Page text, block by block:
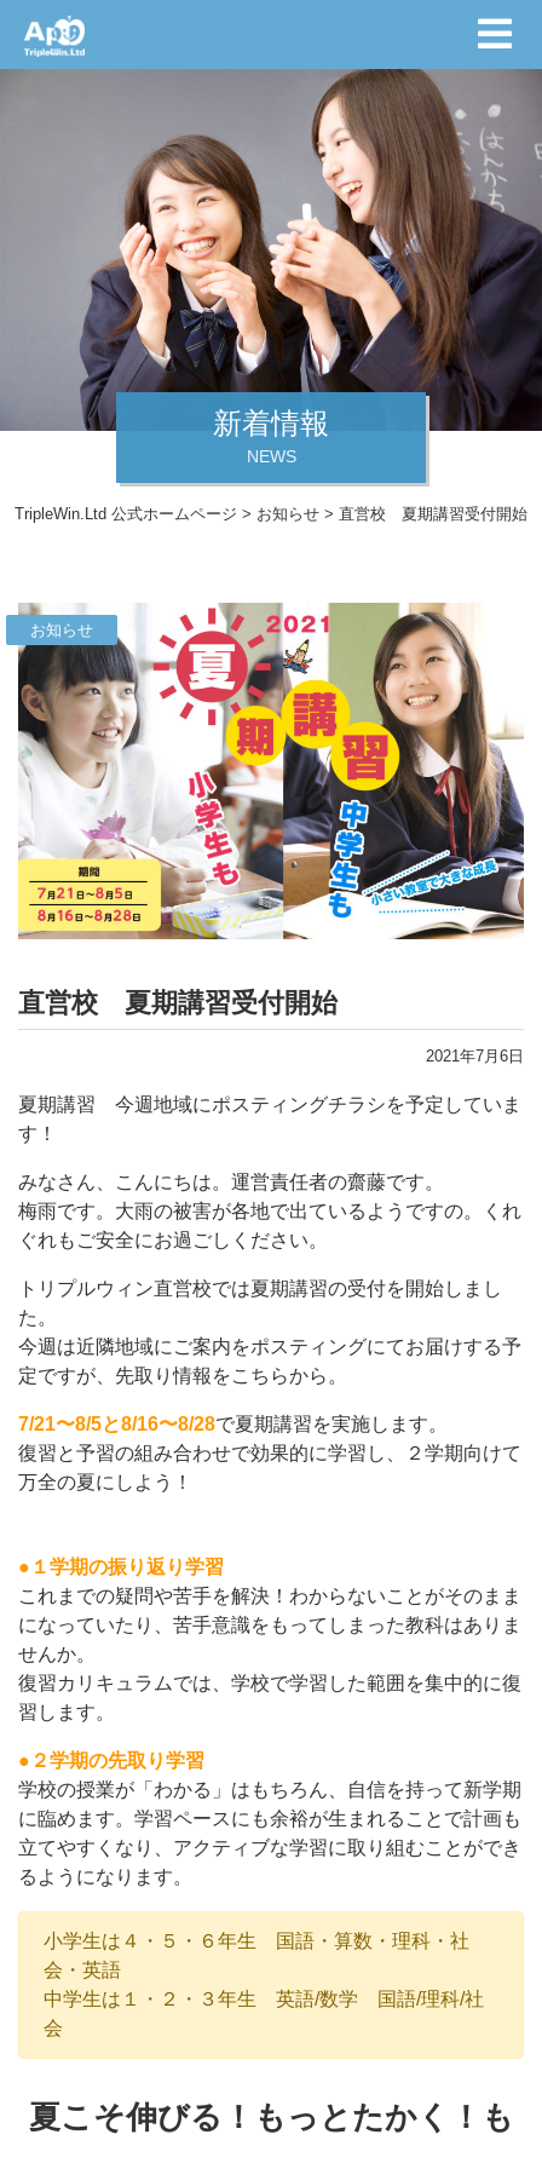
新着情報
NEWS
TripleWin.Ltd 公式ホームページ > お知らせ > 直営校 夏期講習受付開始
お知らせ
直営校 夏期講習受付開始
2021年7月6日
夏期講習 今週地域にポスティングチラシを予定していま
す！
みなさん、こんにちは。運営責任者の齋藤です。
梅雨です。大雨の被害が各地で出ているようですの。くれ
ぐれもご安全にお過ごしください。
トリプルウィン直営校では夏期講習の受付を開始しまし
た。
今週は近隣地域にご案内をポスティングにてお届けする予
定ですが、先取り情報をこちらから。
7/21〜8/5と8/16〜8/28で夏期講習を実施します。
復習と予習の組み合わせで効果的に学習し、２学期向けて
万全の夏にしよう！
●１学期の振り返り学習
これまでの疑問や苦手を解決！わからないことがそのまま
になっていたり、苦手意識をもってしまった教科はありま
せんか。
復習カリキュラムでは、学校で学習した範囲を集中的に復
習します。
●２学期の先取り学習
学校の授業が「わかる」はもちろん、自信を持って新学期
に臨めます。学習ペースにも余裕が生まれることで計画も
立てやすくなり、アクティブな学習に取り組むことができ
るようになります。
小学生は４・５・６年生 国語・算数・理科・社
会・英語
中学生は１・２・３年生 英語/数学 国語/理科/社
会
夏こそ伸びる！もっとたかく！も